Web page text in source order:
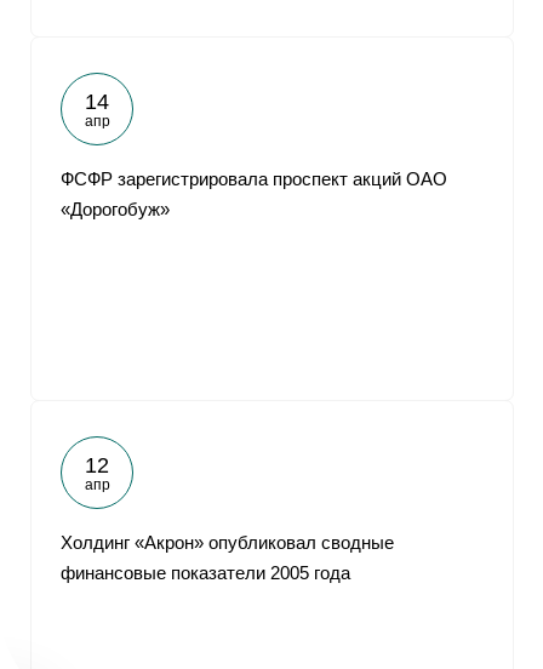
14
апр
ФСФР зарегистрировала проспект акций ОАО
«Дорогобуж»
12
апр
Холдинг «Акрон» опубликовал сводные
финансовые показатели 2005 года